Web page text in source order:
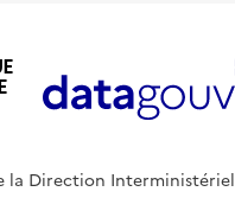
la Direction